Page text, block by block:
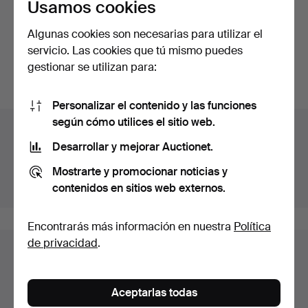
MÄRTA MÅÅS-
FJETTERSTRÖM. Tejido,
"Blomlapp…
Subastado 27 feb 2022
35 pujas
380 USD
Archivo de subastas
Estás buscando en el archivo de subastas concluidas.
Mostrar las subastas en curso.
Lotes en Suecia
Estás viendo únicamente los lotes en Suecia.
Disponemos de un servicio de envío con tarifas planas
Usamos cookies
Algunas cookies son necesarias para utilizar el
servicio. Las cookies que tú mismo puedes
gestionar se utilizan para:
Personalizar el contenido y las funciones
según cómo utilices el sitio web.
Desarrollar y mejorar Auctionet.
Mostrarte y promocionar noticias y
contenidos en sitios web externos.
Encontrarás más información en nuestra Política
de privacidad.
Aceptarlas todas